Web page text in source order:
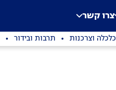
צרו קשר
כלכלה וצרכנות תרבות ובידור